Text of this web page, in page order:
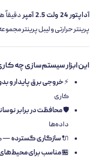
آداپتور 24 ولت 2.5 آمپر دقیقاً
پرینتر حرارتی و لیبل پرینتر
این ابزار سیستم‌سازی چه
⚡خروجی برق پایدار و
کاری
🛡️محافظت در برابر
داده‌ها
🔌سازگاری گسترده—
🏪مناسب برای